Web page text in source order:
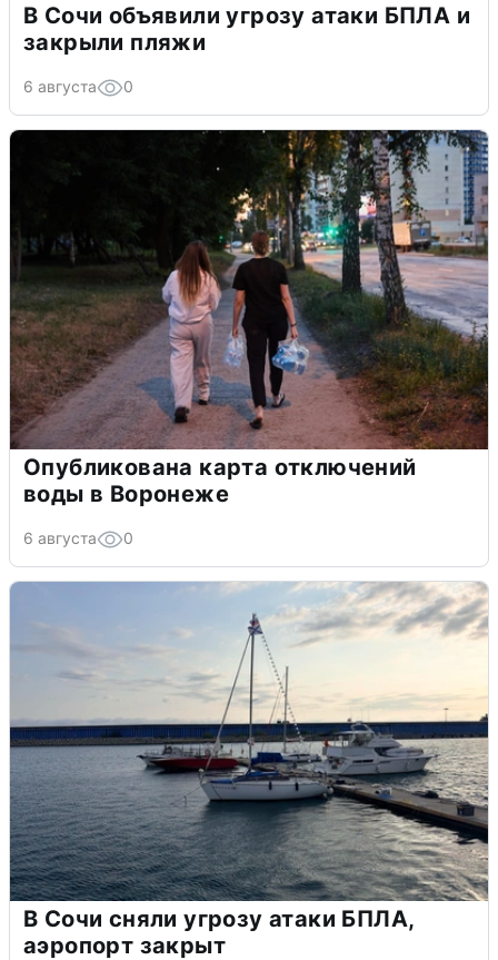
В Сочи объявили угрозу атаки БПЛА и
закрыли пляжи
6 августа 0
Опубликована карта отключений
воды в Воронеже
6 августа 0
В Сочи сняли угрозу атаки БПЛА,
аэропорт закрыт